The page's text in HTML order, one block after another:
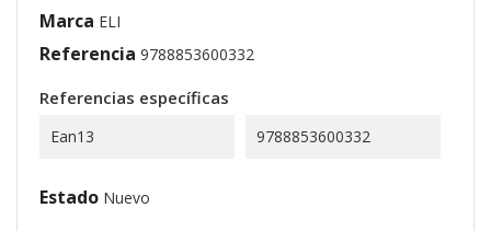
Marca ELI
Referencia 9788853600332
Referencias específicas
Ean13 9788853600332
Estado Nuevo